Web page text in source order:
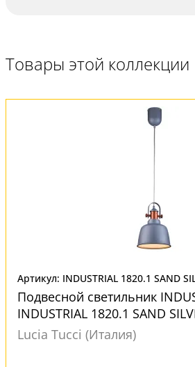
Товары этой коллекции
Артикул: INDUSTRIAL 1820.1 SAND
Подвесной светильник
INDUSTRIAL 1820.1 SAND
Lucia Tucci (Италия)